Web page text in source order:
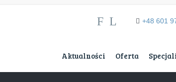
F L +48 601
Aktualności Oferta